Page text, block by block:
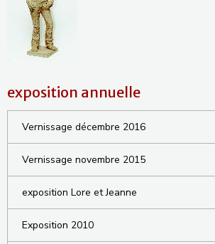
exposition annuelle
Vernissage décembre 2016
Vernissage novembre 2015
exposition Lore et Jeanne
Exposition 2010